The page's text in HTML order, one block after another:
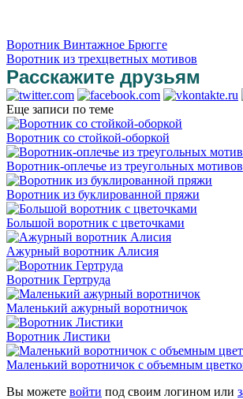
Воротник Винтажное Брюгге
Воротник из трехцветных мотивов
Расскажите друзьям
Еще записи по теме
Воротник со стойкой-оборкой
Воротник-оплечье из треугольных мотивов
Воротник из буклированной пряжи
Большой воротник с цветочками
Ажурный воротник Алисия
Воротник Гертруда
Маленький ажурный воротничок
Воротник Листики
Маленький воротничок с объемным
Вы можете войти под своим логином или